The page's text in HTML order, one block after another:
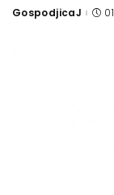
Posted
GospodjicaJ